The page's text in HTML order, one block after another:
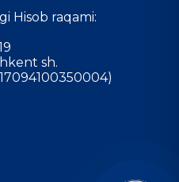
Hisob raqami:
sh.